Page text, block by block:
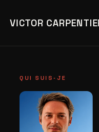
VICTOR
QUI SUIS-JE